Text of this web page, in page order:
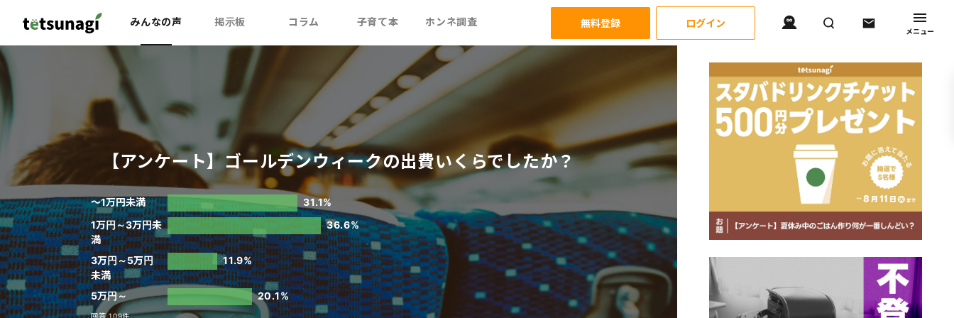
みんなの声 掲示板 コラム 子育て本 ホンネ調査 無料登録 ログイン
メニュー
【アンケート】ゴールデンウィークの出費いくらでしたか？
～1万円未満
31.1%
1万円～3万円未
満
36.6%
3万円～5万円
未満
11.9%
5万円～ 20.1%
回答 109件